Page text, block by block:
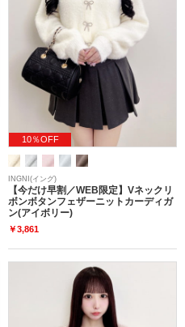
10％OFF
INGNI(イング)
【今だけ早割／WEB限定】Vネックリ
ボンボタンフェザーニットカーディガ
ン(アイボリー)
￥3,861